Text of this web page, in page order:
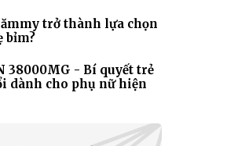
trở thành lựa chọn
bỉm?
38000MG - Bí quyết trẻ
dành cho phụ nữ hiện